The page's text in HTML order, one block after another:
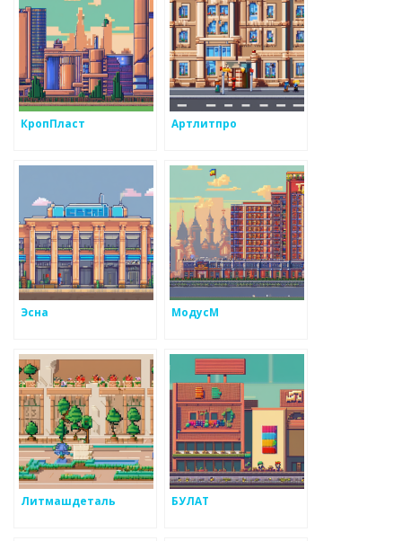
КропПласт Артлитпро
Эсна МодусМ
Литмашдеталь БУЛАТ